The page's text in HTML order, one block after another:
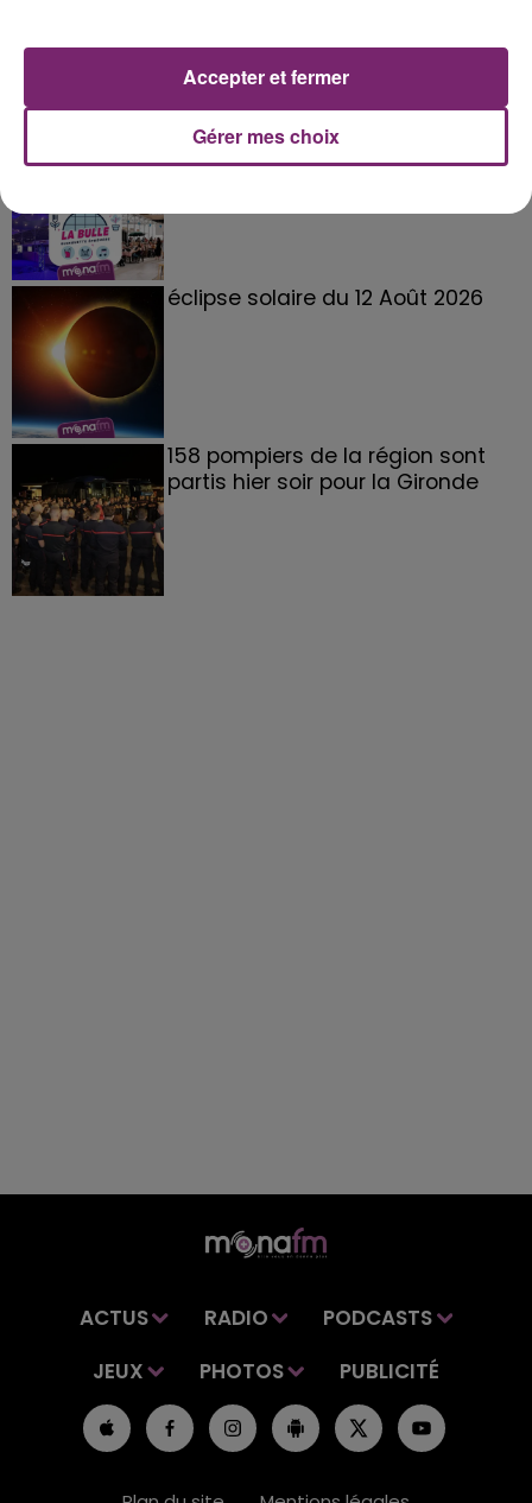
La Bulle - Guinguette éphémère
de Frelinghien !
éclipse solaire du 12 Août 2026
158 pompiers de la région sont
partis hier soir pour la Gironde
ACTUS RADIO
PODCASTS
JEUX
PHOTOS PUBLICITÉ
Gérer mes choix
Accepter et fermer